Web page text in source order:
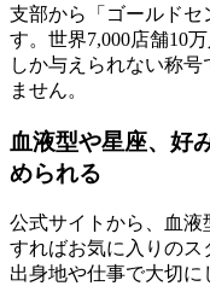
支部から「ゴールドセ
す。世界7,000店舗10
しか与えられない称
ません。
血液型や星座、好
められる
公式サイトから、血
すればお気に入りのス
出身地や仕事で大切